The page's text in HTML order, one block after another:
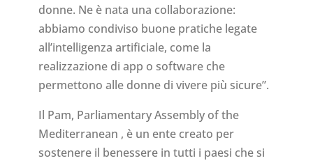
donne. Ne è nata una collaborazione:
abbiamo condiviso buone pratiche legate
all’intelligenza artificiale, come la
realizzazione di app o software che
permettono alle donne di vivere più sicure”.
Il Pam, Parliamentary Assembly of the
Mediterranean , è un ente creato per
sostenere il benessere in tutti i paesi che si